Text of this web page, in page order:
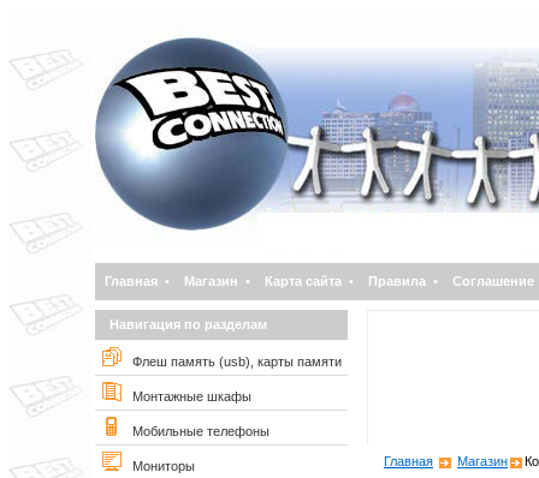
Главная • Магазин • Карта сайта • Правила • Соглашение
Навигация по разделам
Флеш память (usb), карты памяти
Монтажные шкафы
Мобильные телефоны
Мониторы Главная Магазин